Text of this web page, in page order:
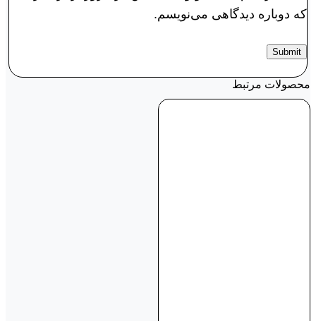
که دوباره دیدگاهی می‌نویسم.
محصولات مرتبط